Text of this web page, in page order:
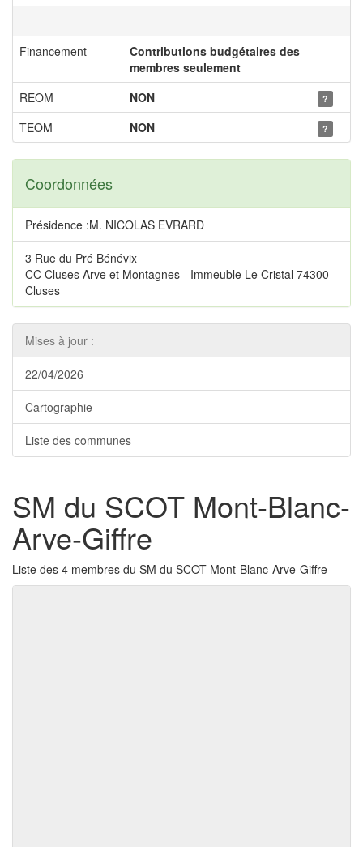
Financement
Contributions budgétaires des
membres seulement
REOM
NON ?
TEOM NON ?
Coordonnées
Présidence :M. NICOLAS EVRARD
3 Rue du Pré Bénévix
CC Cluses Arve et Montagnes - Immeuble Le Cristal 74300
Cluses
Mises à jour :
22/04/2026
Cartographie
Liste des communes
SM du SCOT Mont-Blanc-
Arve-Giffre
Liste des 4 membres du SM du SCOT Mont-Blanc-Arve-Giffre